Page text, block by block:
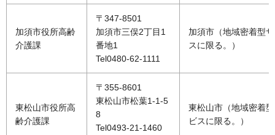
加須市役所高齢
介護課
〒347-8501
加須市三俣2丁目1
番地1
Tel0480-62-1111
加須市（地域密着型
スに限る。）
東松山市役所高
齢介護課
〒355-8601
東松山市松葉1-1-5
8
Tel0493-21-1460
東松山市（地域密着
ビスに限る。）